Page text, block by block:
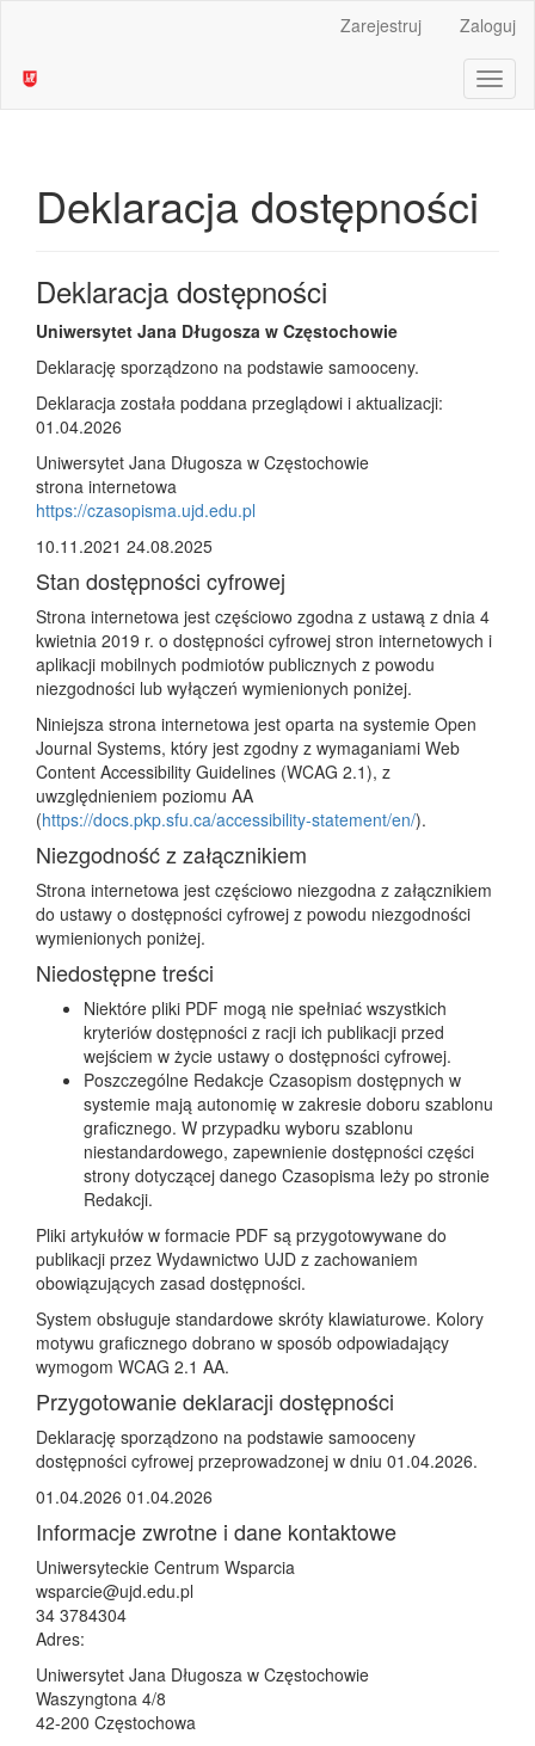
Sidebar
Zarejestruj Zaloguj
Deklaracja dostępności
Deklaracja dostępności
Uniwersytet Jana Długosza w Częstochowie
Deklarację sporządzono na podstawie samooceny.
Deklaracja została poddana przeglądowi i aktualizacji:
01.04.2026
Uniwersytet Jana Długosza w Częstochowie
strona internetowa
https://czasopisma.ujd.edu.pl
10.11.2021 24.08.2025
Stan dostępności cyfrowej
Strona internetowa jest częściowo zgodna z ustawą z dnia 4
kwietnia 2019 r. o dostępności cyfrowej stron internetowych i
aplikacji mobilnych podmiotów publicznych z powodu
niezgodności lub wyłączeń wymienionych poniżej.
Niniejsza strona internetowa jest oparta na systemie Open
Journal Systems, który jest zgodny z wymaganiami Web
Content Accessibility Guidelines (WCAG 2.1), z
uwzględnieniem poziomu AA
(https://docs.pkp.sfu.ca/accessibility-statement/en/).
Niezgodność z załącznikiem
Strona internetowa jest częściowo niezgodna z załącznikiem
do ustawy o dostępności cyfrowej z powodu niezgodności
wymienionych poniżej.
Niedostępne treści
Niektóre pliki PDF mogą nie spełniać wszystkich
kryteriów dostępności z racji ich publikacji przed
wejściem w życie ustawy o dostępności cyfrowej.
Poszczególne Redakcje Czasopism dostępnych w
systemie mają autonomię w zakresie doboru szablonu
graficznego. W przypadku wyboru szablonu
niestandardowego, zapewnienie dostępności części
strony dotyczącej danego Czasopisma leży po stronie
Redakcji.
Pliki artykułów w formacie PDF są przygotowywane do
publikacji przez Wydawnictwo UJD z zachowaniem
obowiązujących zasad dostępności.
System obsługuje standardowe skróty klawiaturowe. Kolory
motywu graficznego dobrano w sposób odpowiadający
wymogom WCAG 2.1 AA.
Przygotowanie deklaracji dostępności
Deklarację sporządzono na podstawie samooceny
dostępności cyfrowej przeprowadzonej w dniu 01.04.2026.
01.04.2026 01.04.2026
Informacje zwrotne i dane kontaktowe
Uniwersyteckie Centrum Wsparcia
wsparcie@ujd.edu.pl
34 3784304
Adres:
Uniwersytet Jana Długosza w Częstochowie
Waszyngtona 4/8
42-200 Częstochowa